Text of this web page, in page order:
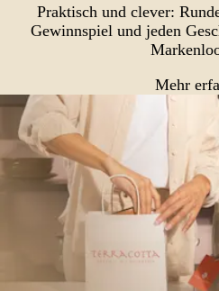
Praktisch und clever:
Gewinnspiel und jeden
Mehr